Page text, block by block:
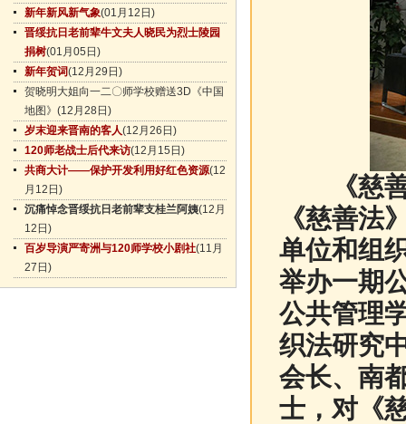
新年新风新气象(01月12日)
晋绥抗日老前辈牛文夫人晓民为烈士陵园
捐树(01月05日)
新年贺词(12月29日)
贺晓明大姐向一二〇师学校赠送3D《中国
地图》 (12月28日)
岁末迎来晋南的客人(12月26日)
120师老战士后代来访(12月15日)
共商大计——保护开发利用好红色资源(12
月12日)
沉痛悼念晋绥抗日老前辈支桂兰阿姨(12月
12日)
百岁导演严寄洲与120师学校小剧社(11月
27日)
《慈善
《慈善法
单位和组
举办一期
公共管理
织法研究
会长、南
士，对《